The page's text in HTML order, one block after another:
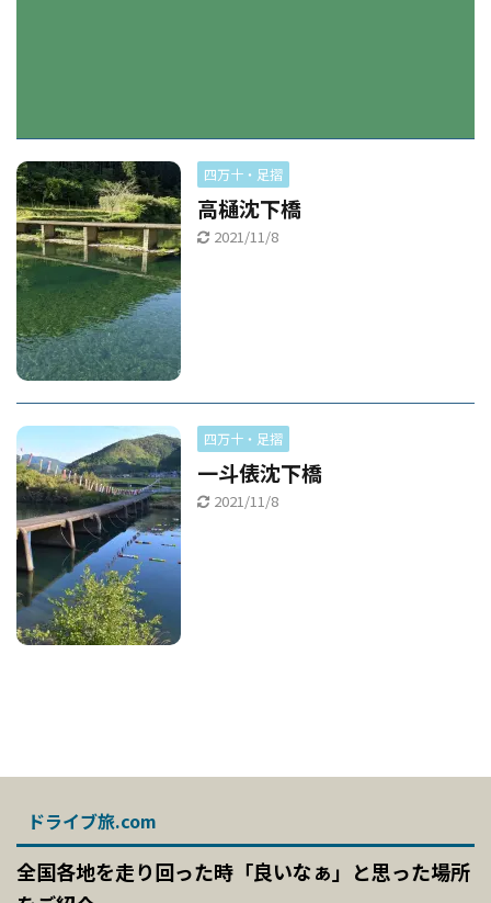
四万十・足摺
高樋沈下橋
2021/11/8
四万十・足摺
一斗俵沈下橋
2021/11/8
ドライブ旅.com
全国各地を走り回った時「良いなぁ」と思った場所